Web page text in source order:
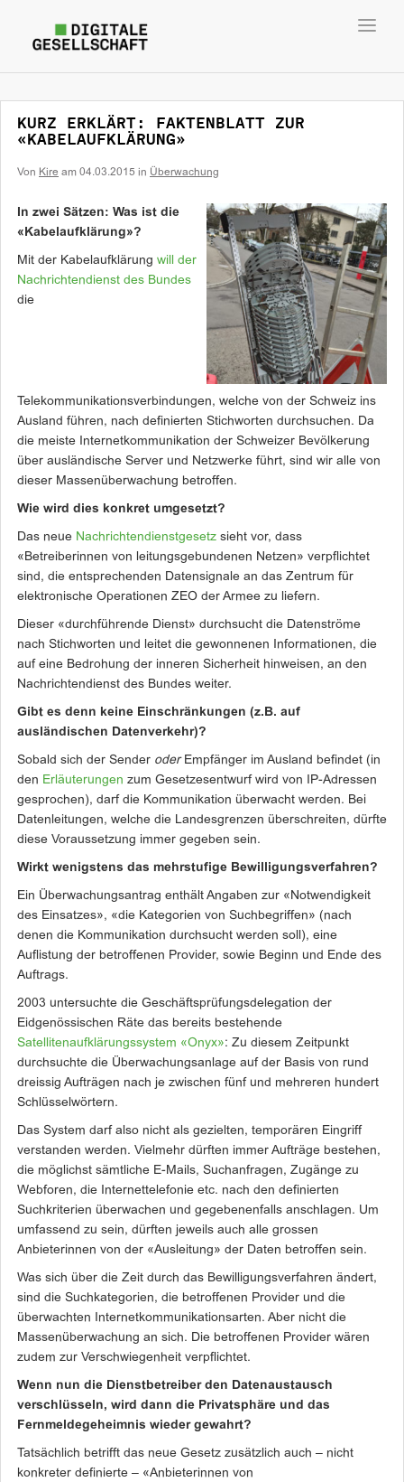
KURZ ERKLÄRT: FAKTENBLATT ZUR
«KABELAUFKLÄRUNG»
Von Kire am 04.03.2015 in Überwachung
In zwei Sätzen: Was ist die
«Kabelaufklärung»?
Mit der Kabelaufklärung will der
Nachrichtendienst des Bundes
die
Telekommunikationsverbindungen, welche von der Schweiz ins
Ausland führen, nach definierten Stichworten durchsuchen. Da
die meiste Internetkommunikation der Schweizer Bevölkerung
über ausländische Server und Netzwerke führt, sind wir alle von
dieser Massenüberwachung betroffen.
Wie wird dies konkret umgesetzt?
Das neue Nachrichtendienstgesetz sieht vor, dass
«Betreiberinnen von leitungsgebundenen Netzen» verpflichtet
sind, die entsprechenden Datensignale an das Zentrum für
elektronische Operationen ZEO der Armee zu liefern.
Dieser «durchführende Dienst» durchsucht die Datenströme
nach Stichworten und leitet die gewonnenen Informationen, die
auf eine Bedrohung der inneren Sicherheit hinweisen, an den
Nachrichtendienst des Bundes weiter.
Gibt es denn keine Einschränkungen (z.B. auf
ausländischen Datenverkehr)?
Sobald sich der Sender oderEmpfänger im Ausland befindet (in
den Erläuterungen zum Gesetzesentwurf wird von IP-Adressen
gesprochen), darf die Kommunikation überwacht werden. Bei
Datenleitungen, welche die Landesgrenzen überschreiten, dürfte
diese Voraussetzung immer gegeben sein.
Wirkt wenigstens das mehrstufige Bewilligungsverfahren?
Ein Überwachungsantrag enthält Angaben zur «Notwendigkeit
des Einsatzes», «die Kategorien von Suchbegriffen» (nach
denen die Kommunikation durchsucht werden soll), eine
Auflistung der betroffenen Provider, sowie Beginn und Ende des
Auftrags.
2003 untersuchte die Geschäftsprüfungsdelegation der
Eidgenössischen Räte das bereits bestehende
Satellitenaufklärungssystem «Onyx»: Zu diesem Zeitpunkt
durchsuchte die Überwachungsanlage auf der Basis von rund
dreissig Aufträgen nach je zwischen fünf und mehreren hundert
Schlüsselwörtern.
Das System darf also nicht als gezielten, temporären Eingriff
verstanden werden. Vielmehr dürften immer Aufträge bestehen,
die möglichst sämtliche E-Mails, Suchanfragen, Zugänge zu
Webforen, die Internettelefonie etc. nach den definierten
Suchkriterien überwachen und gegebenenfalls anschlagen. Um
umfassend zu sein, dürften jeweils auch alle grossen
Anbieterinnen von der «Ausleitung» der Daten betroffen sein.
Was sich über die Zeit durch das Bewilligungsverfahren ändert,
sind die Suchkategorien, die betroffenen Provider und die
überwachten Internetkommunikationsarten. Aber nicht die
Massenüberwachung an sich. Die betroffenen Provider wären
zudem zur Verschwiegenheit verpflichtet.
Wenn nun die Dienstbetreiber den Datenaustausch
verschlüsseln, wird dann die Privatsphäre und das
Fernmeldegeheimnis wieder gewahrt?
Tatsächlich betrifft das neue Gesetz zusätzlich auch – nicht
konkreter definierte – «Anbieterinnen von